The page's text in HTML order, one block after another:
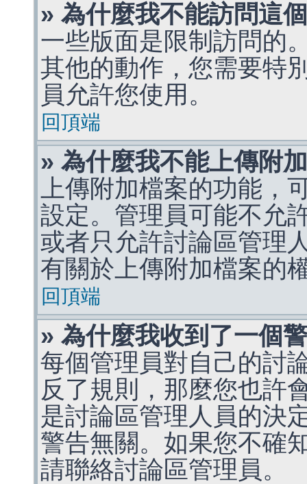
» 為什麼我不能訪問這
一些版面是限制訪問的
其他的動作，您需要特
員允許您使用。
回頂端
» 為什麼我不能上傳附
上傳附加檔案的功能，
設定。管理員可能不允
或者只允許討論區管理
有關於上傳附加檔案的
回頂端
» 為什麼我收到了一個
每個管理員對自己的討
反了規則，那麼您也許
是討論區管理人員的決
警告無關。如果您不確
請聯絡討論區管理員。